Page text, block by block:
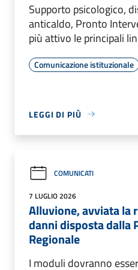
Supporto psicologico,
anticaldo, Pronto
più attivo le principali
Comunicazione istituzionale
LEGGI DI PIÙ
COMUNICATI
7 LUGLIO 2026
Alluvione, avviata la
danni disposta dalla
Regionale
I moduli dovranno